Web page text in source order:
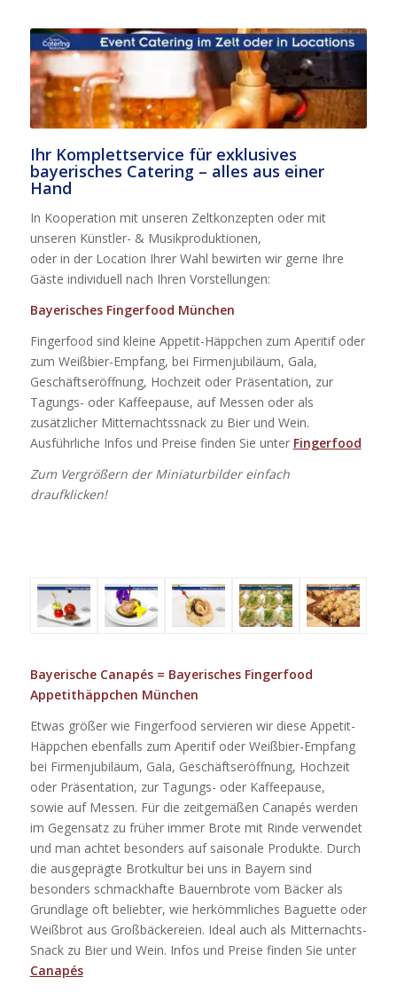
Ihr Komplettservice für exklusives
bayerisches Catering – alles aus einer
Hand
In Kooperation mit unseren Zeltkonzepten oder mit
unseren Künstler- & Musikproduktionen,
oder in der Location Ihrer Wahl bewirten wir gerne Ihre
Gäste individuell nach Ihren Vorstellungen:
Bayerisches Fingerfood München
Fingerfood sind kleine Appetit-Häppchen zum Aperitif oder
zum Weißbier-Empfang, bei Firmenjubiläum, Gala,
Geschäftseröffnung, Hochzeit oder Präsentation, zur
Tagungs- oder Kaffeepause, auf Messen oder als
zusätzlicher Mitternachtssnack zu Bier und Wein.
Ausführliche Infos und Preise finden Sie unter Fingerfood
Zum Vergrößern der Miniaturbilder einfach
draufklicken!
Bayerische Canapés = Bayerisches Fingerfood
Appetithäppchen München
Etwas größer wie Fingerfood servieren wir diese Appetit-
Häppchen ebenfalls zum Aperitif oder Weißbier-Empfang
bei Firmenjubiläum, Gala, Geschäftseröffnung, Hochzeit
oder Präsentation, zur Tagungs- oder Kaffeepause,
sowie auf Messen. Für die zeitgemäßen Canapés werden
im Gegensatz zu früher immer Brote mit Rinde verwendet
und man achtet besonders auf saisonale Produkte. Durch
die ausgeprägte Brotkultur bei uns in Bayern sind
besonders schmackhafte Bauernbrote vom Bäcker als
Grundlage oft beliebter, wie herkömmliches Baguette oder
Weißbrot aus Großbäckereien. Ideal auch als Mitternachts-
Snack zu Bier und Wein. Infos und Preise finden Sie unter
Canapés